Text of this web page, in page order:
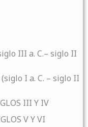
III a. C.– siglo II
(siglo I a. C. – siglo II
III Y IV
V Y VI